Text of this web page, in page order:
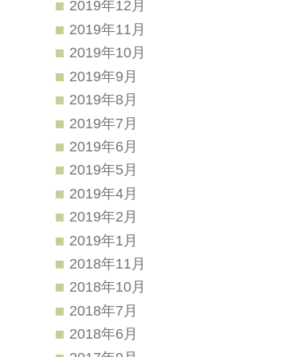
2019年12月
2019年11月
2019年10月
2019年9月
2019年8月
2019年7月
2019年6月
2019年5月
2019年4月
2019年2月
2019年1月
2018年11月
2018年10月
2018年7月
2018年6月